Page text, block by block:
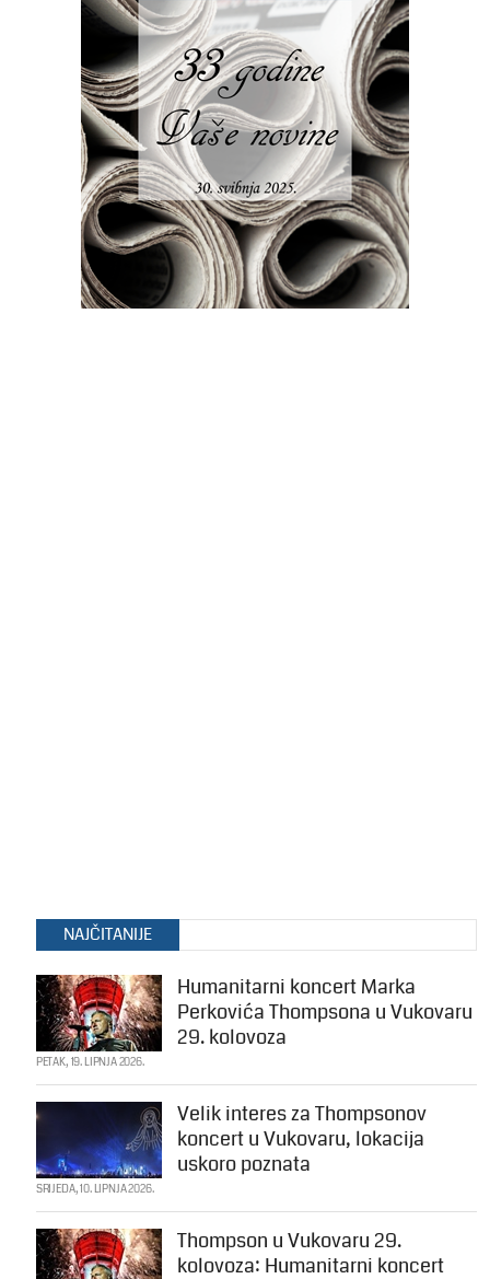
NAJČITANIJE
Humanitarni koncert Marka
Perkovića Thompsona u Vukovaru
29. kolovoza
PETAK, 19. LIPNJA 2026.
Velik interes za Thompsonov
koncert u Vukovaru, lokacija
uskoro poznata
SRIJEDA, 10. LIPNJA 2026.
Thompson u Vukovaru 29.
kolovoza: Humanitarni koncert